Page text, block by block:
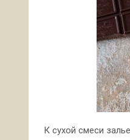
К сухой смеси